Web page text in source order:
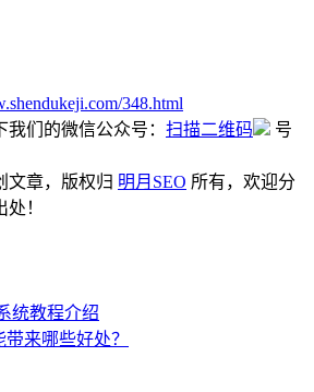
348.html
我们的微信公众号： 扫描二维码
号
文章，版权归 明月SEO 所有，欢迎分
！
统教程介绍
来哪些好处？